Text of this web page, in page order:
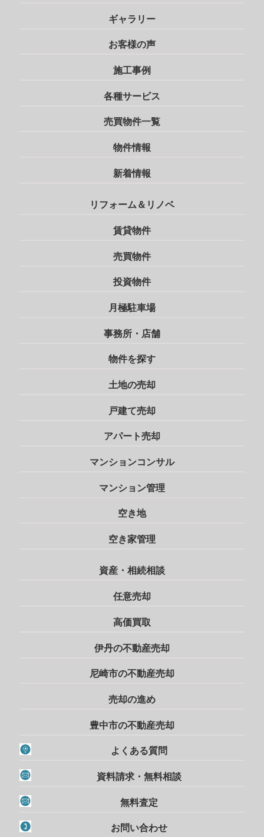
ギャラリー
お客様の声
施工事例
各種サービス
売買物件一覧
物件情報
新着情報
リフォーム＆リノベ
賃貸物件
売買物件
投資物件
月極駐車場
事務所・店舗
物件を探す
土地の売却
戸建て売却
アパート売却
マンションコンサル
マンション管理
空き地
空き家管理
資産・相続相談
任意売却
高価買取
伊丹の不動産売却
尼崎市の不動産売却
売却の進め
豊中市の不動産売却
よくある質問
資料請求・無料相談
無料査定
お問い合わせ